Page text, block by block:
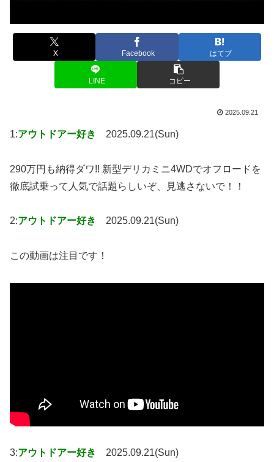
X Facebook はてブ
LINE コピー
2025.09.21
1:アウトドアー好き 2025.09.21(Sun)
290万円も納得ダワ!! 新型デリカミニ4WDでオフロードを
徹底試乗って人気で話題らしいぞ、見逃さないで！！
2:アウトドアー好き 2025.09.21(Sun)
この動画は注目です！
3:アウトドアー好き 2025.09.21(Sun)